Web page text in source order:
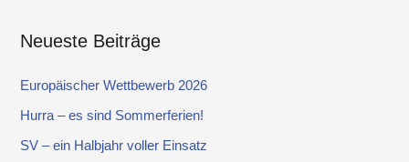
h
e
Neueste Beiträge
Europäischer Wettbewerb 2026
Hurra – es sind Sommerferien!
SV – ein Halbjahr voller Einsatz